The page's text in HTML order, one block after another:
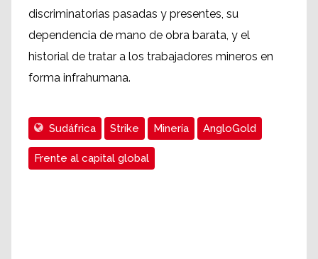
discriminatorias pasadas y presentes, su
dependencia de mano de obra barata, y el
historial de tratar a los trabajadores mineros en
forma infrahumana.
Sudáfrica Strike Minería AngloGold
Frente al capital global